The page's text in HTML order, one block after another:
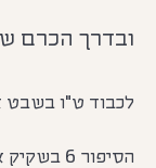
ובדרך הכרם
לכבוד ט"ו בשבט
הסיפור 6 בשקיק אחד.